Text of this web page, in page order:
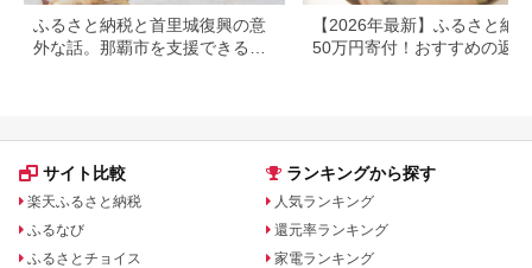
ふるさと納税と首里城復興の意
外な話。那覇市を支援できる返
【2026年最新】ふるさと納
50万円寄付！おすすめの返
サイト比較
楽天ふるさと納税
ふるなび
ふるさとチョイス
ランキングから探す
人気ランキング
還元率ランキング
家電ランキング